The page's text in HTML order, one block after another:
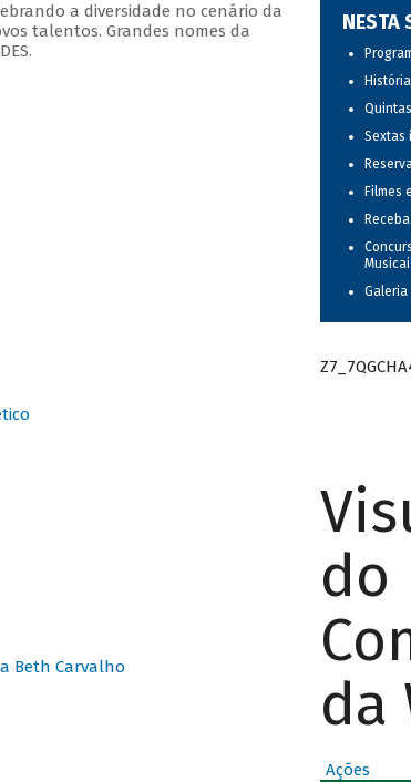
a diversidade no cenário da
talentos. Grandes nomes da
Beth Carvalho
NESTA
História
Sextas
Filmes
Galeria
do
da
Ações